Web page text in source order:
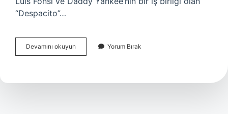
“Despacito”…
Devamını okuyun Dünyanın
Ilk
Söyledi
Yorum Bırak